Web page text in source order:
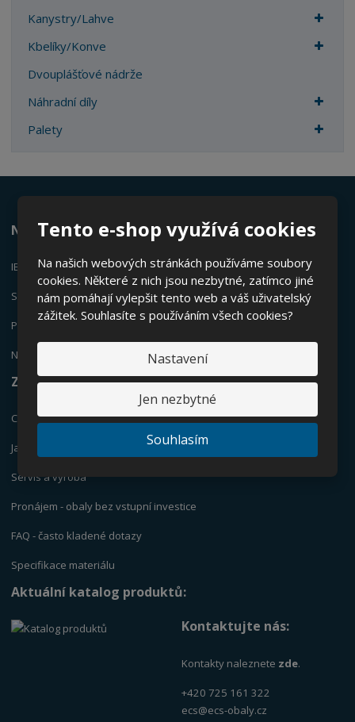
Tento e-shop využívá cookies
Na našich webových stránkách používáme soubory
cookies. Některé z nich jsou nezbytné, zatímco jiné
nám pomáhají vylepšit tento web a váš uživatelský
zážitek. Souhlasíte s používáním všech cookies?
Nastavení
Jen nezbytné
Souhlasím
Kanystry/Lahve
Kbelíky/Konve
Dvouplášťové nádrže
Náhradní díly
Palety
Nabízíme:
IBC KONTEJNERY
SUDY
PLASTOVÉ KANYSTRY
NÁDRŽE
Zajímá vás:
Co jsou IBC kontejnery?
Jak vybrat vhodnou nádrž?
Servis a výroba
Pronájem - obaly bez vstupní investice
FAQ - často kladené dotazy
Specifikace materiálu
Aktuální katalog produktů:
Kontaktujte nás:
Kontakty naleznete zde.
+420 725 161 322
ecs@ecs-obaly.cz